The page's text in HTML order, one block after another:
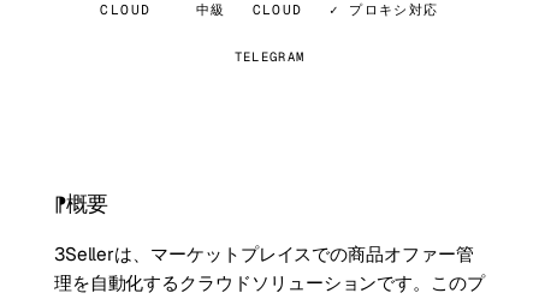
CLOUD 中級 CLOUD ✓ プロキシ対応
TELEGRAM
概要
3Sellerは、マーケットプレイスでの商品オファー管
理を自動化するクラウドソリューションです。このプ